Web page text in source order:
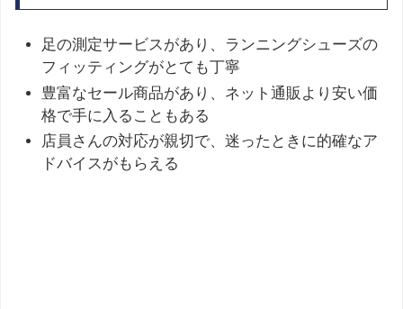
足の測定サービスがあり、ランニングシューズの
フィッティングがとても丁寧
豊富なセール商品があり、ネット通販より安い価
格で手に入ることもある
店員さんの対応が親切で、迷ったときに的確なア
ドバイスがもらえる